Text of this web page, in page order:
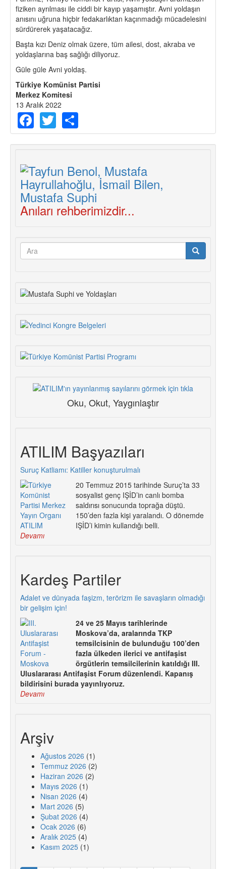
fiziken ayrılması ile ciddi bir kayıp yaşamıştır. Avni yoldaşın
anısını uğruna hiçbir fedakarlıktan kaçınmadığı mücadelesini
sürdürerek yaşatacağız.
Başta kızı Deniz olmak üzere, tüm ailesi, dost, akraba ve
yoldaşlarına baş sağlığı diliyoruz.
Güle güle Avni yoldaş.
Türkiye Komünist Partisi
Merkez Komitesi
13 Aralık 2022
Facebook
Twitter
Anıları rehberimizdir...
Arama
Oku, Okut, Yaygınlaştır
ATILIM Başyazıları
Suruç Katliamı: Katiller konuşturulmalı
20 Temmuz 2015 tarihinde Suruç’ta 33
sosyalist genç IŞİD’in canlı bomba
saldırısı sonucunda toprağa düştü.
150’den fazla kişi yaralandı. O dönemde
IŞİD’i kimin kullandığı belli.
Devamı
Kardeş Partiler
Adalet ve dünyada faşizm, terörizm ile savaşların olmadığı
bir gelişim için!
24 ve 25 Mayıs tarihlerinde
Moskova’da, aralarında TKP
temsilcisinin de bulunduğu 100’den
fazla ülkeden ilerici ve antifaşist
örgütlerin temsilcilerinin katıldığı III.
Uluslararası Antifaşist Forum düzenlendi. Kapanış
bildirisini burada yayınlıyoruz.
Devamı
Arşiv
Ağustos 2026 (1)
Temmuz 2026 (2)
Haziran 2026 (2)
Mayıs 2026 (1)
Nisan 2026 (4)
Mart 2026 (5)
Şubat 2026 (4)
Ocak 2026 (6)
Aralık 2025 (4)
Kasım 2025 (1)